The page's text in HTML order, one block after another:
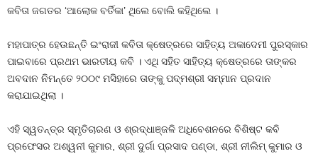
କବିତା ଜଗତର ‘ଆଲୋକ ବର୍ତିକା’ ଥିଲେ ବୋଲି କହିଥିଲେ ।
ମହାପାତ୍ର ହେଉଛନ୍ତି ଇଂରାଜୀ କବିତା କ୍ଷେତ୍ରରେ ସାହିତ୍ୟ ଅକାଦେମୀ ପୁରସ୍କାର
ପାଇବାରେ ପ୍ରଥମ ଭାରତୀୟ କବି । ଏଥି ସହିତ ସାହିତ୍ୟ କ୍ଷେତ୍ରରେ ତାଙ୍କର
ଅବଦାନ ନିମନ୍ତେ ୨୦୦୯ ମସିହାରେ ତାଙ୍କୁ ପଦ୍ମଶ୍ରୀ ସମ୍ମାନ ପ୍ରଦାନ
କରାଯାଇଥିଲା ।
ଏହି ସ୍ୱତନ୍ତ୍ର ସ୍ମୃତିଚାରଣ ଓ ଶ୍ରଦ୍ଧାଞ୍ଜଳି ଅଧିବେଶନରେ ବିଶିଷ୍ଟ କବି
ପ୍ରଫେସର ଅଶ୍ୱନୀ କୁମାର, ଶ୍ରୀ ଦୁର୍ଗା ପ୍ରସାଦ ପଣ୍ଡା, ଶ୍ରୀ ନୀଲିମ୍ କୁମାର ଓ